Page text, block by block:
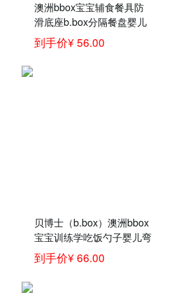
澳洲bbox宝宝辅食餐具防
滑底座b.box分隔餐盘婴儿
练习学食碗 餐盘蓝绿色
到手价¥ 56.00
贝博士（b.box）澳洲bbox
宝宝训练学吃饭勺子婴儿弯
头辅食碗叉勺套装b.box儿
童餐具 红橙叉勺（带叉勺
到手价¥ 66.00